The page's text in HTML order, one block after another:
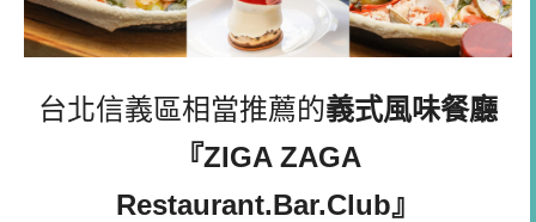
台北信義區相當推薦的義式風味餐廳
『ZIGA ZAGA
Restaurant.Bar.Club』